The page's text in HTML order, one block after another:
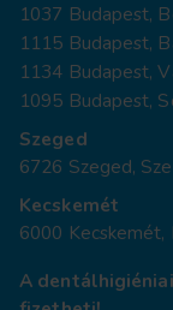
1037 Budapest,
1115 Budapest,
1134 Budapest,
1095 Budapest,
Szeged
6726 Szeged,
Kecskemét
6000 Kecskemét,
A